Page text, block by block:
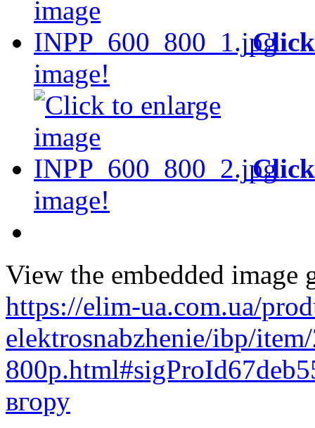
image!
image!
View the embedded image
https://elim-ua.com.ua/
elektrosnabzhenie/ibp/
вгору